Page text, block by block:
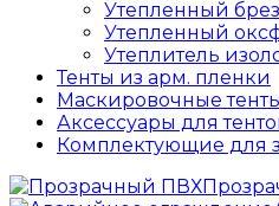
Утепленный
Утепленный
Утеплитель
Тенты из арм. пленки
Маскировочные
Аксессуары для
Комплектующие для